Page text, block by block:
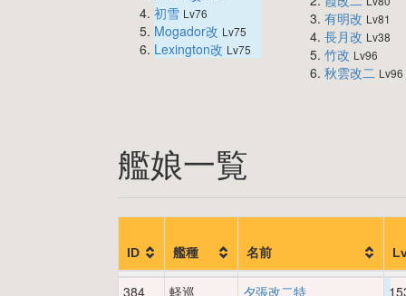
初雪 Lv76
Mogador改 Lv75
Lexington改 Lv75
有明改 Lv81
長月改 Lv38
竹改 Lv96
秋雲改二 Lv96
艦娘一覧
ID 艦種 名前
384 軽巡 夕張改二特